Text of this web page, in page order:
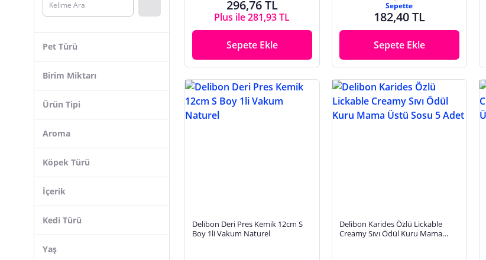
Pet Türü
Birim Miktarı
Ürün Tipi
Aroma
Köpek Türü
İçerik
Kedi Türü
Yaş
296,76 TL
Plus ile 281,93 TL
Sepete Ekle
Sepette
182,40 TL
Sepete Ekle
Delibon Deri Pres Kemik 12cm S
Boy 1li Vakum Naturel
Delibon Karides Özlü Lickable
Creamy Sıvı Ödül Kuru Mama